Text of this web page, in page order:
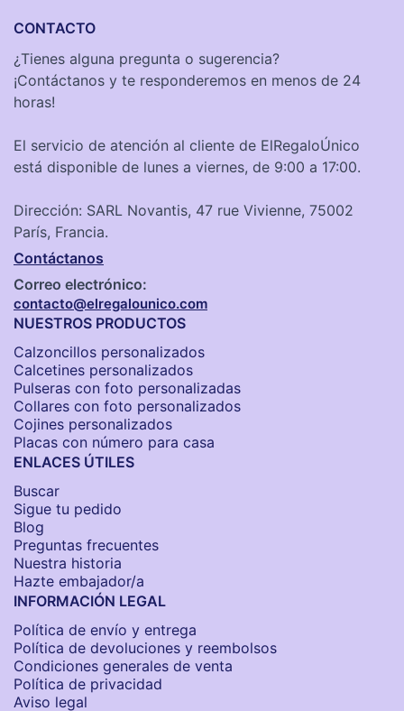
CONTACTO
¿Tienes alguna pregunta o sugerencia?
¡Contáctanos y te responderemos en menos de 24
horas!
El servicio de atención al cliente de ElRegaloÚnico
está disponible de lunes a viernes, de 9:00 a 17:00.
Dirección: SARL Novantis, 47 rue Vivienne, 75002
París, Francia.
Contáctanos
Correo electrónico:
contacto@elregalounico.com
NUESTROS PRODUCTOS
Calzoncillos personalizados​
Calcetines personalizados
Pulseras con foto personalizadas
Collares con foto personalizados
Cojines personalizados
Placas con número para casa
ENLACES ÚTILES
Buscar
Sigue tu pedido
Blog
Preguntas frecuentes
Nuestra historia
Hazte embajador/a
INFORMACIÓN LEGAL
Política de envío y entrega
Política de devoluciones y reembolsos
Condiciones generales de venta
Política de privacidad
Aviso legal